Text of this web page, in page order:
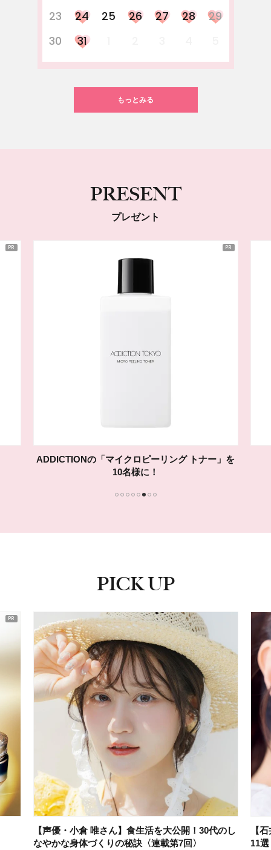
23
24 25 26 27 28
29
30
31
もっとみる
PRESENT
プレゼント
ADDICTIONの「マイクロピーリング トナー」を
10名様に！
PICK UP
【声優・小倉 唯さん】食生活を大公開！30代のし
なやかな身体づくりの秘訣〈連載第7回〉
【
11